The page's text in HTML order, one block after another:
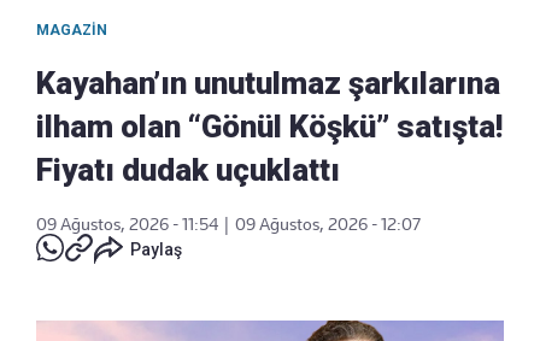
MAGAZIN
Kayahan’ın unutulmaz şarkılarına
ilham olan “Gönül Köşkü” satışta!
Fiyatı dudak uçuklattı
09 Ağustos, 2026 - 11:54
09 Ağustos, 2026 - 12:07
Paylaş